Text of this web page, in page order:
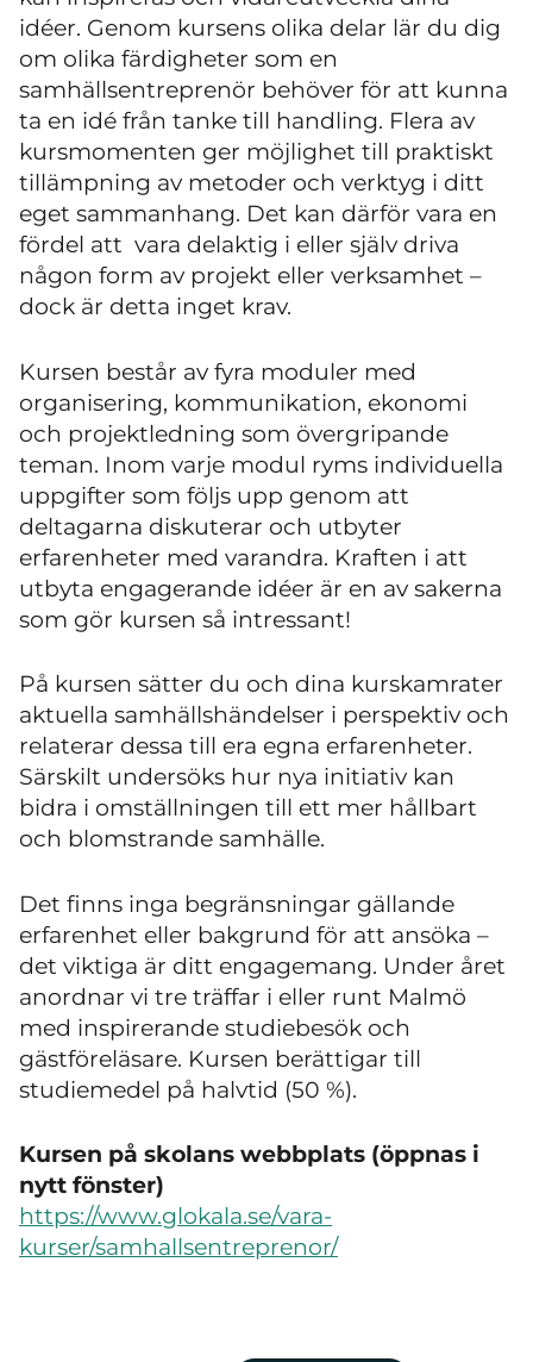
idéer. Genom kursens olika delar lär du dig
om olika färdigheter som en
samhällsentreprenör behöver för att kunna
ta en idé från tanke till handling. Flera av
kursmomenten ger möjlighet till praktiskt
tillämpning av metoder och verktyg i ditt
eget sammanhang. Det kan därför vara en
fördel att vara delaktig i eller själv driva
någon form av projekt eller verksamhet –
dock är detta inget krav.
Kursen består av fyra moduler med
organisering, kommunikation, ekonomi
och projektledning som övergripande
teman. Inom varje modul ryms individuella
uppgifter som följs upp genom att
deltagarna diskuterar och utbyter
erfarenheter med varandra. Kraften i att
utbyta engagerande idéer är en av sakerna
som gör kursen så intressant!
På kursen sätter du och dina kurskamrater
aktuella samhällshändelser i perspektiv och
relaterar dessa till era egna erfarenheter.
Särskilt undersöks hur nya initiativ kan
bidra i omställningen till ett mer hållbart
och blomstrande samhälle.
Det finns inga begränsningar gällande
erfarenhet eller bakgrund för att ansöka –
det viktiga är ditt engagemang. Under året
anordnar vi tre träffar i eller runt Malmö
med inspirerande studiebesök och
gästföreläsare. Kursen berättigar till
studiemedel på halvtid (50 %).
Kursen på skolans webbplats (öppnas i
nytt fönster)
https://www.glokala.se/vara-
kurser/samhallsentreprenor/